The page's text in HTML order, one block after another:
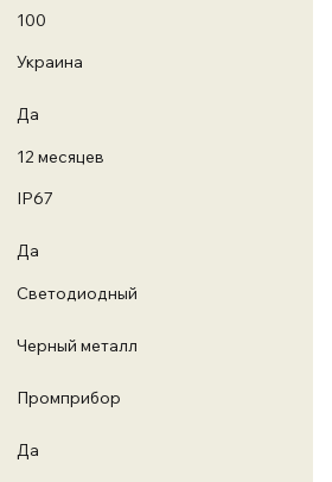
100
Украина
Да
12 месяцев
IP67
Да
Светодиодный
Черный металл
Промприбор
Да